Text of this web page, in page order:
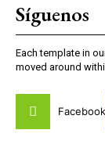
Síguenos
Each template in
moved around
Facebook